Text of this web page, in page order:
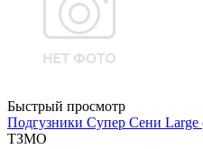
Быстрый просмотр
Подгузники Супер Сени
ТЗМО